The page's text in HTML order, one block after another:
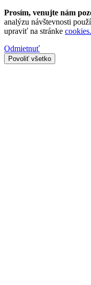
Prosím, venujte nám
analýzu návštevnosti
upraviť na stránke cookies.
Odmietnuť
Povoliť všetko